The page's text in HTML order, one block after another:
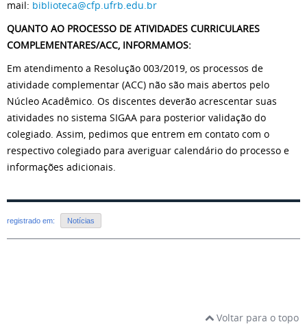
mail: biblioteca@cfp.ufrb.edu.br
QUANTO AO PROCESSO DE ATIVIDADES CURRICULARES
COMPLEMENTARES/ACC, INFORMAMOS:
Em atendimento a Resolução 003/2019, os processos de
atividade complementar (ACC) não são mais abertos pelo
Núcleo Acadêmico. Os discentes deverão acrescentar suas
atividades no sistema SIGAA para posterior validação do
colegiado. Assim, pedimos que entrem em contato com o
respectivo colegiado para averiguar calendário do processo e
informações adicionais.
registrado em: Notícias
Voltar para o topo